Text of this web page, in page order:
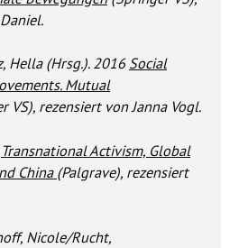
Hella (Hrsg.). 2016Social
Mutual
VS), rezensiert von Janna Vogl.
Transnational Activism, Global
China(Palgrave), rezensiert
Nicole/Rucht,